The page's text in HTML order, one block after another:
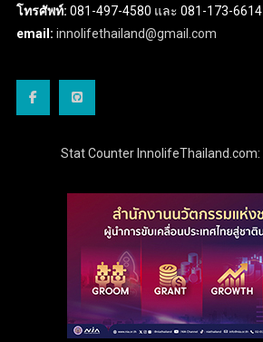
โทรศัพท์: 081-497-4580 และ 081-173-6614
email: innolifethailand@gmail.com
Stat Counter InnolifeThailand.com: